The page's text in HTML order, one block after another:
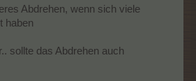
Abdrehen, wenn sich viele
haben
sollte das Abdrehen auch